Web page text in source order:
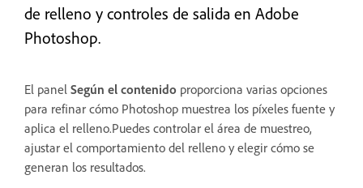
de relleno y controles de salida en Adobe
Photoshop.
El panel Según el contenido proporciona varias opciones
para refinar cómo Photoshop muestrea los píxeles fuente y
aplica el relleno.Puedes controlar el área de muestreo,
ajustar el comportamiento del relleno y elegir cómo se
generan los resultados.